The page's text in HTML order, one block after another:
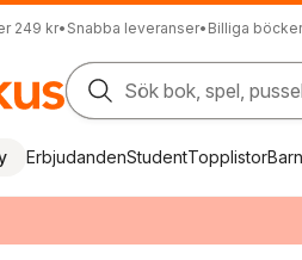
249 kr• Snabba leveranser• Billiga böcker
Sök bok, spel,
ErbjudandenStudentTopplistor